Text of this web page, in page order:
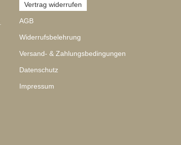
Vertrag widerrufen
AGB
Widerrufsbelehrung
Versand- & Zahlungsbedingungen
Datenschutz
Impressum